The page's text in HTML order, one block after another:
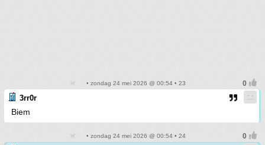
• zondag 24 mei 2026 @ 00:54 • 23
3rr0r
Biem
• zondag 24 mei 2026 @ 00:54 • 24